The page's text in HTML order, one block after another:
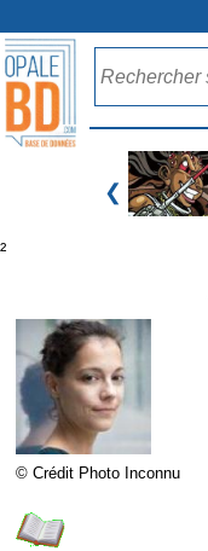
❮
²
© Crédit Photo Inconnu